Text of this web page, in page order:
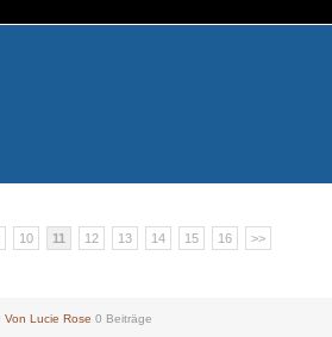
10 11 12 13 14 15 16 >>
Von Lucie Rose 0 Beiträge